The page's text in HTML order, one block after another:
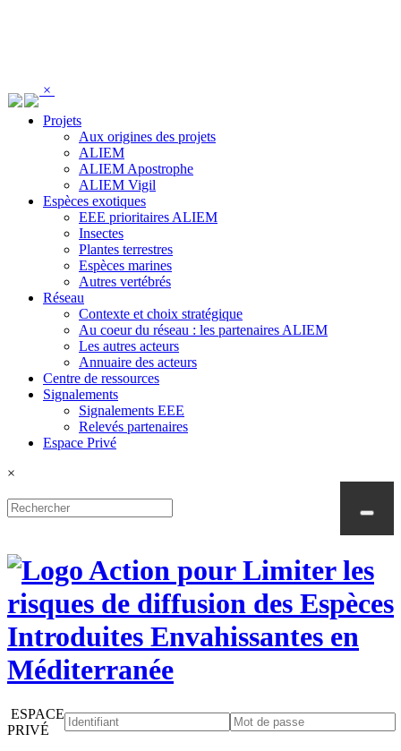
×
Projets
Aux origines des projets
ALIEM
ALIEM Apostrophe
ALIEM Vigil
Espèces exotiques
EEE prioritaires ALIEM
Insectes
Plantes terrestres
Espèces marines
Autres vertébrés
Réseau
Contexte et choix stratégique
Au coeur du réseau : les partenaires ALIEM
Les autres acteurs
Annuaire des acteurs
Centre de ressources
Signalements
Signalements EEE
Relevés partenaires
Espace Privé
×
ESPACE
PRIVÉ